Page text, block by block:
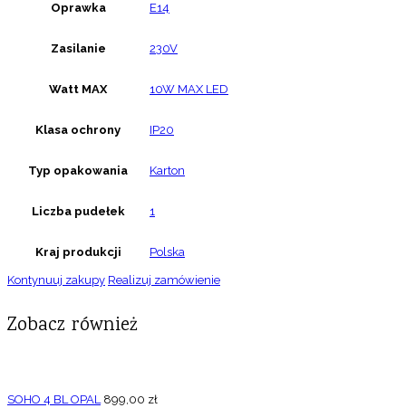
Oprawka E14
Zasilanie 230V
Watt MAX 10W MAX LED
Klasa ochrony IP20
Typ opakowania Karton
Liczba pudełek 1
Kraj produkcji Polska
Kontynuuj zakupy Realizuj zamówienie
Zobacz również
SOHO 4 BL OPAL 899,00 zł